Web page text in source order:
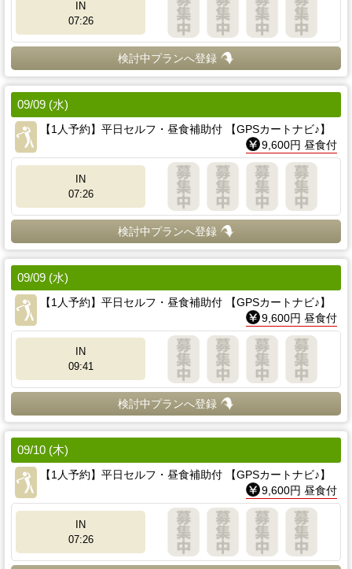
IN
07:26
検討中プランへ登録
09/09 (水)
【1人予約】平日セルフ・昼食補助付 【GPSカートナビ♪】
9,600円 昼食付
IN
07:26
検討中プランへ登録
09/09 (水)
【1人予約】平日セルフ・昼食補助付 【GPSカートナビ♪】
9,600円 昼食付
IN
09:41
検討中プランへ登録
09/10 (木)
【1人予約】平日セルフ・昼食補助付 【GPSカートナビ♪】
9,600円 昼食付
IN
07:26